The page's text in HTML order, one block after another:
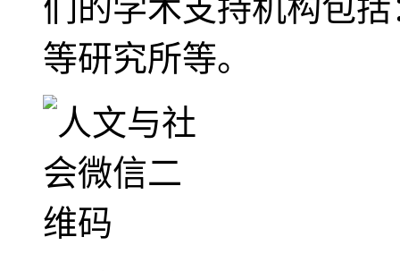
们的学术支持机构包
等研究所等。